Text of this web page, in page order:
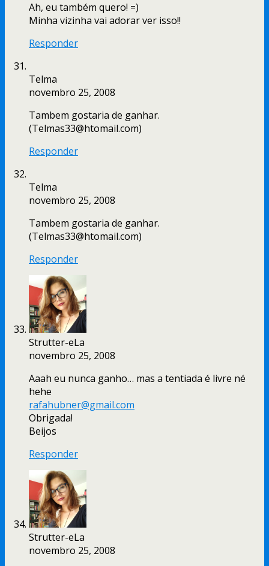
Ah, eu também quero! =)
Minha vizinha vai adorar ver isso!!
Responder
Telma
novembro 25, 2008
Tambem gostaria de ganhar.
(Telmas33@htomail.com)
Responder
Telma
novembro 25, 2008
Tambem gostaria de ganhar.
(Telmas33@htomail.com)
Responder
Strutter-eLa
novembro 25, 2008
Aaah eu nunca ganho… mas a tentiada é livre né
hehe
rafahubner@gmail.com
Obrigada!
Beijos
Responder
Strutter-eLa
novembro 25, 2008